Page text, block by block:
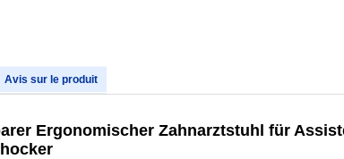
Avis sur le produit
Ergonomischer Zahnarztstuhl für